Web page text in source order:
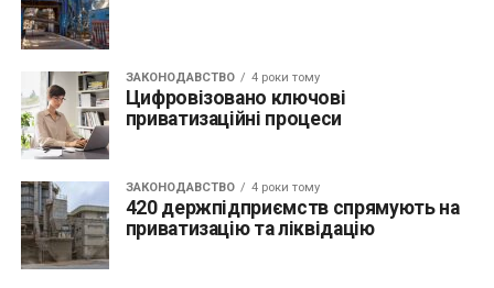
ЗАКОНОДАВСТВО 4 роки тому
Цифровізовано ключові
приватизаційні процеси
ЗАКОНОДАВСТВО 4 роки тому
420 держпідприємств спрямують на
приватизацію та ліквідацію